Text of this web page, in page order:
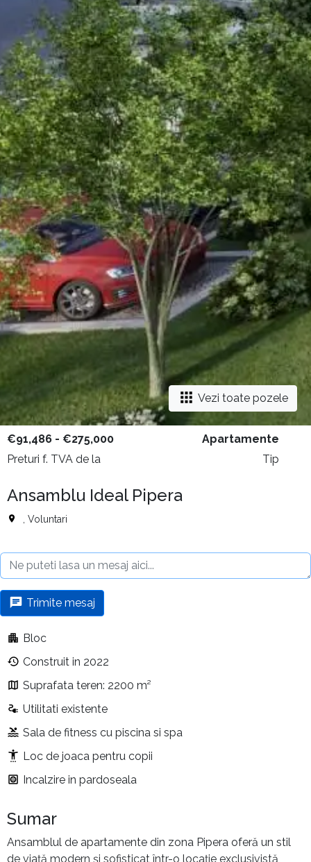
Vezi toate pozele
€91,486 - €275,000
Preturi f. TVA de la
Apartamente
Tip
Ansamblu Ideal Pipera
, Voluntari
Trimite mesaj
Bloc
Construit in 2022
Suprafata teren: 2200 m²
Utilitati existente
Sala de fitness cu piscina si spa
Loc de joaca pentru copii
Incalzire in pardoseala
Sumar
Ansamblul de apartamente din zona Pipera oferă un stil
de viață modern și sofisticat într-o locație exclusivistă,